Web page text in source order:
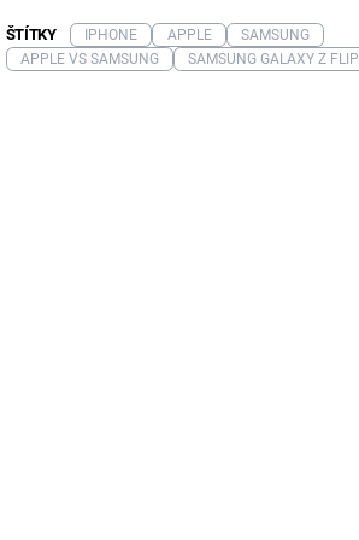
ŠTÍTKY IPHONE APPLE
SAMSUNG
APPLE VS SAMSUNG
SAMSUNG GALAXY Z FLIP